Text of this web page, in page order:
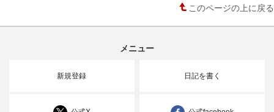
このページの上に戻る
メニュー
新規登録 日記を書く